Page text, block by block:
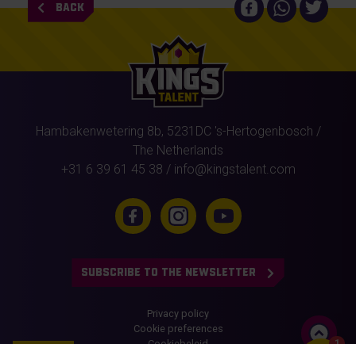
BACK
Hambakenwetering 8b, 5231DC 's-Hertogenbosch /
The Netherlands
+31 6 39 61 45 38 / info@kingstalent.com
SUBSCRIBE TO THE NEWSLETTER
Privacy policy
Cookie preferences